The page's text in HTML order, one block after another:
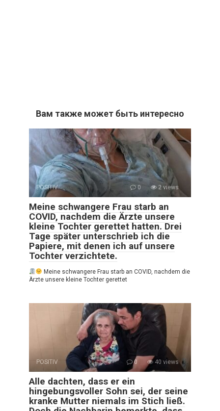
Вам также может быть интересно
POSITIV 0 2 views
Meine schwangere Frau starb an
COVID, nachdem die Ärzte unsere
kleine Tochter gerettet hatten. Drei
Tage später unterschrieb ich die
Papiere, mit denen ich auf unsere
Tochter verzichtete.
Meine schwangere Frau starb an COVID, nachdem die
Ärzte unsere kleine Tochter gerettet
POSITIV 0 40 views
Alle dachten, dass er ein
hingebungsvoller Sohn sei, der seine
kranke Mutter niemals im Stich ließ.